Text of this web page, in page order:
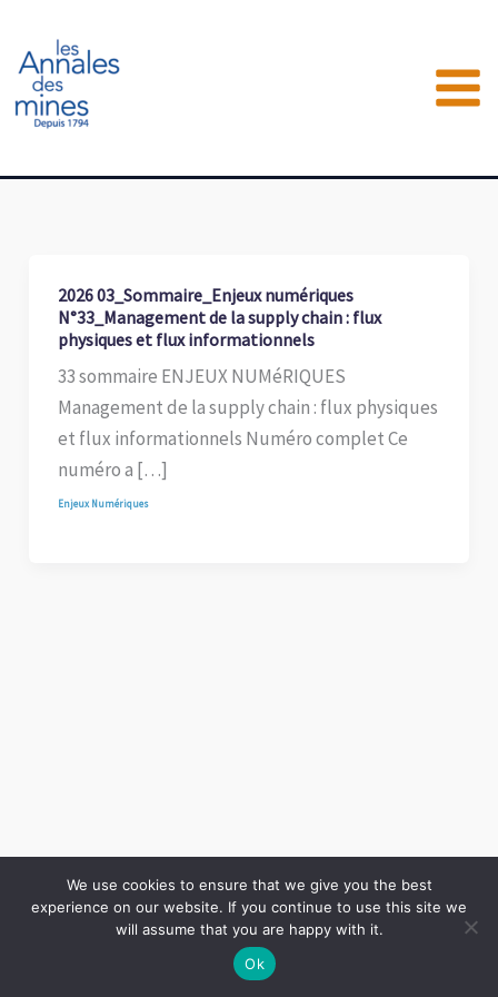
contenu
2026 03_Sommaire_Enjeux numériques
N°33_Management de la supply chain : flux
physiques et flux informationnels
33 sommaire ENJEUX NUMéRIQUES
Management de la supply chain : flux physiques
et flux informationnels Numéro complet Ce
numéro a […]
Enjeux Numériques
Copyright © 2026 LES ANNALES DES MINES | Powered by Thème WordPress Astra
We use cookies to ensure that we give you the best
experience on our website. If you continue to use this site we
will assume that you are happy with it.
Ok